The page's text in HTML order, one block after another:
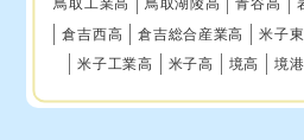
鳥取工業高 鳥取湖陵高 青谷高
倉吉西高
倉吉総合産業高 米子
米子工業高
米子高 境高 境